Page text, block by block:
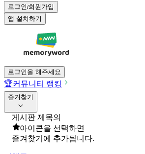
로그인/회원가입
앱 설치하기
로그인을 해주세요
🏆커뮤니티 랭킹
즐겨찾기
게시판 제목의
아이콘을 선택하면
즐겨찾기에 추가됩니다.